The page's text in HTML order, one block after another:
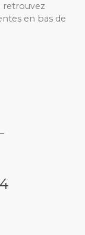
retrouvez
en bas de